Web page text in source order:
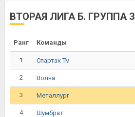
ВТОРАЯ ЛИГА Б. ГРУППА 3
Ранг Команды
1 Спартак Тм
2 Волна
3 Металлург
4 Шумбрат